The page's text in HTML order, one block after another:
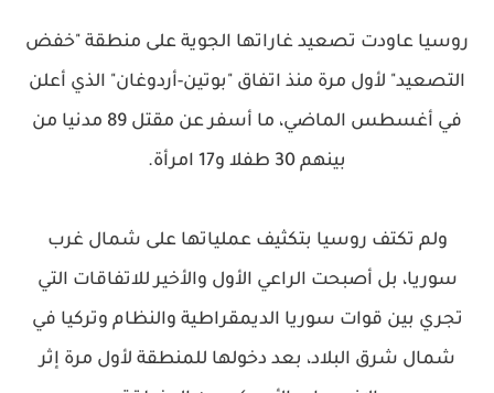
روسيا عاودت تصعيد غاراتها الجوية على منطقة "خفض
التصعيد" لأول مرة منذ اتفاق "بوتين-أردوغان" الذي أعلن
في أغسطس الماضي، ما أسفر عن مقتل 89 مدنيا من
بينهم 30 طفلا و17 امرأة.
ولم تكتف روسيا بتكثيف عملياتها على شمال غرب
سوريا، بل أصبحت الراعي الأول والأخير للاتفاقات التي
تجري بين قوات سوريا الديمقراطية والنظام وتركيا في
شمال شرق البلاد، بعد دخولها للمنطقة لأول مرة إثر